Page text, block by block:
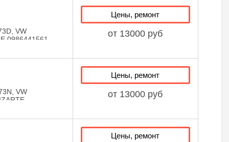
VAG
VW
0986441561,
Цены, ремонт
от 13000 руб
VW
Цены, ремонт
от 13000 руб
Цены, ремонт